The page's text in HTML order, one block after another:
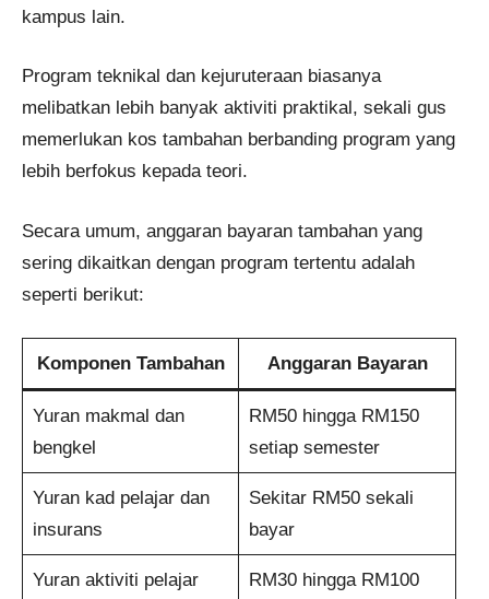
kampus lain.
Program teknikal dan kejuruteraan biasanya
melibatkan lebih banyak aktiviti praktikal, sekali gus
memerlukan kos tambahan berbanding program yang
lebih berfokus kepada teori.
Secara umum, anggaran bayaran tambahan yang
sering dikaitkan dengan program tertentu adalah
seperti berikut:
Komponen Tambahan Anggaran Bayaran
Yuran makmal dan
bengkel
RM50 hingga RM150
setiap semester
Yuran kad pelajar dan
insurans
Sekitar RM50 sekali
bayar
Yuran aktiviti pelajar RM30 hingga RM100